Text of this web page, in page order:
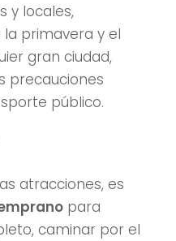
y locales,
primavera y el
gran ciudad,
precauciones
público.
atracciones, es
para
caminar por el